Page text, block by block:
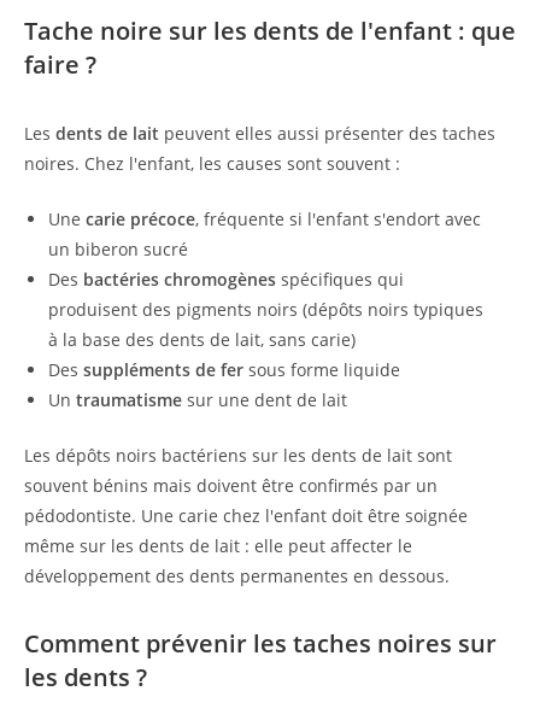
Tache noire sur les dents de l'enfant : que
faire ?
Les dents de lait peuvent elles aussi présenter des taches
noires. Chez l'enfant, les causes sont souvent :
Une carie précoce, fréquente si l'enfant s'endort avec
un biberon sucré
Des bactéries chromogènes spécifiques qui
produisent des pigments noirs (dépôts noirs typiques
à la base des dents de lait, sans carie)
Des suppléments de fer sous forme liquide
Un traumatisme sur une dent de lait
Les dépôts noirs bactériens sur les dents de lait sont
souvent bénins mais doivent être confirmés par un
pédodontiste. Une carie chez l'enfant doit être soignée
même sur les dents de lait : elle peut affecter le
développement des dents permanentes en dessous.
Comment prévenir les taches noires sur
les dents ?